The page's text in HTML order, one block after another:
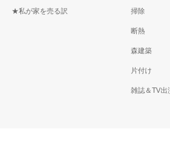
★私が家を売る訳 掃除
断熱
森建築
片付け
雑誌＆TV出